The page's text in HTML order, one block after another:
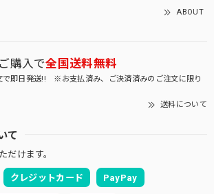
ABOUT
購入で全国送料無料
で即日発送!! ※お支払済み、ご決済済みのご注文に限り
送料について
て
だけます。
クレジットカード PayPay